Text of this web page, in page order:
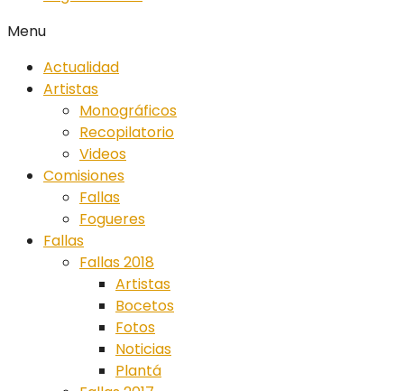
Menu
Actualidad
Artistas
Monográficos
Recopilatorio
Videos
Comisiones
Fallas
Fogueres
Fallas
Fallas 2018
Artistas
Bocetos
Fotos
Noticias
Plantá